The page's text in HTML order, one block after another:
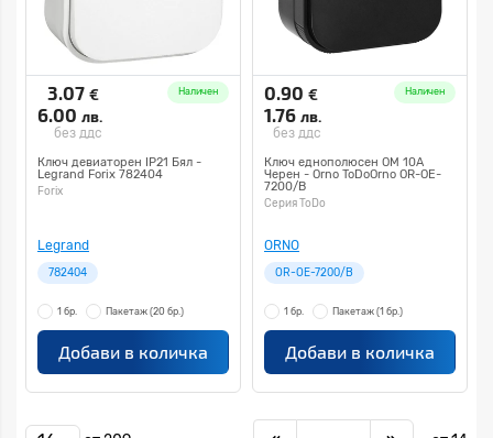
3.07 €
6.00 лв.
без ддс
Наличен
Ключ девиаторен IP21 Бял -
Legrand Forix 782404
Forix
Legrand
782404
1 бр. Пакетаж (20 бр.)
Добави в количка
0.90 €
1.76 лв.
без ддс
Наличен
Ключ еднополюсен ОМ 10A
Черен - Orno ToDoOrno OR-OE-
7200/B
Серия ToDo
ORNO
OR-OE-7200/B
1 бр. Пакетаж (1 бр.)
Добави в количка